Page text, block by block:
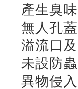
產生臭
無人孔
溢流口
未設防
異物侵